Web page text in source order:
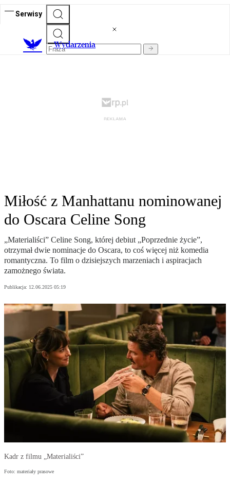
Serwisy
Wydarzenia
Miłość z Manhattanu nominowanej
do Oscara Celine Song
„Materialiści” Celine Song, której debiut „Poprzednie życie”,
otrzymał dwie nominacje do Oscara, to coś więcej niż komedia
romantyczna. To film o dzisiejszych marzeniach i aspiracjach
zamożnego świata.
Publikacja: 12.06.2025 05:19
Kadr z filmu „Materialiści”
Foto: materiały prasowe